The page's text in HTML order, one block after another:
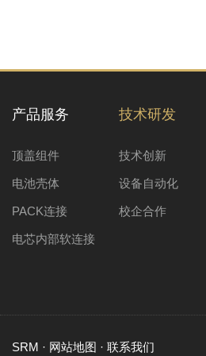
产品服务
顶盖组件
电池壳体
PACK连接
电芯内部软连接
技术研发
技术创新
设备自动化
校企合作
SRM · 网站地图 · 联系我们